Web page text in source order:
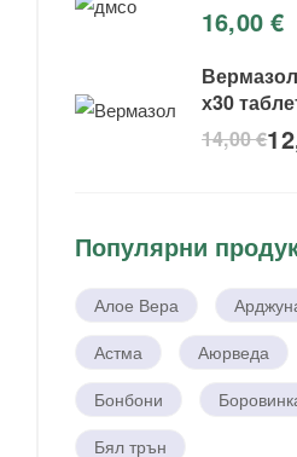
16,00€
х30
Vermazol
14,00€
Популярни
Алое Вера
Астма
Аюрведа
Бонбони
Бял трън